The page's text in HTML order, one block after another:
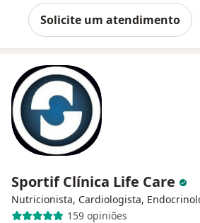
Solicite um atendimento
Sportif Clínica Life Care
Nutricionista, Cardiologista,
159 opiniões